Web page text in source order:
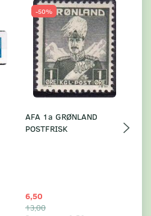
-50%
AFA 1a GRØNLAND
POSTFRISK
6,50
13,00